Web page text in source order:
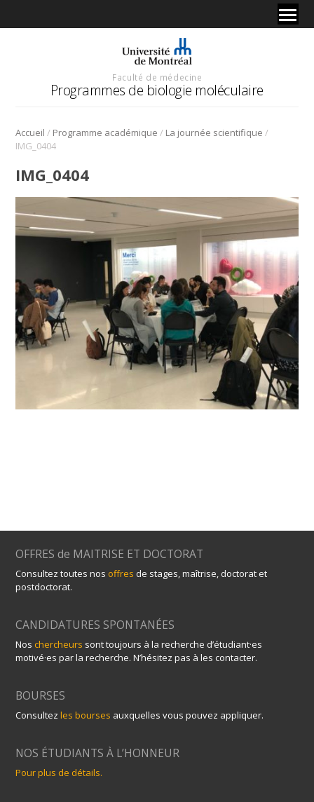
Faculté de médecine
Programmes de biologie moléculaire
Accueil / Programme académique / La journée scientifique /
IMG_0404
IMG_0404
OFFRES de MAITRISE ET DOCTORAT
Consultez toutes nos offres de stages, maîtrise, doctorat et
postdoctorat.
CANDIDATURES SPONTANÉES
Noschercheurs sont toujours à la recherche d’étudiant·es
motivé·es par la recherche. N’hésitez pas à les contacter.
BOURSES
Consultezles bourses auxquelles vous pouvez appliquer.
NOS ÉTUDIANTS À L’HONNEUR
Pour plus de détails.